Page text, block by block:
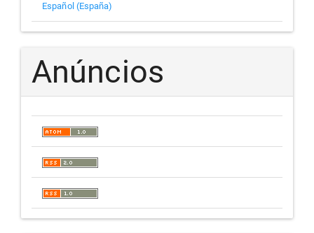
Español (España)
Anúncios